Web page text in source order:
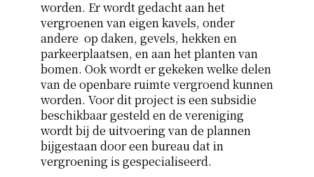
worden. Er wordt gedacht aan het
vergroenen van eigen kavels, onder
andere op daken, gevels, hekken en
parkeerplaatsen, en aan het planten van
bomen. Ook wordt er gekeken welke delen
van de openbare ruimte vergroend kunnen
worden. Voor dit project is een subsidie
beschikbaar gesteld en de vereniging
wordt bij de uitvoering van de plannen
bijgestaan door een bureau dat in
vergroening is gespecialiseerd.